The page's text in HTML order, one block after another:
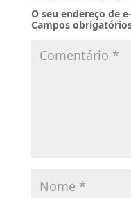
O seu endereço de
Campos